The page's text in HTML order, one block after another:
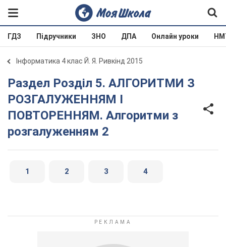
ГДЗ Підручники ЗНО ДПА Онлайн уроки
Інформатика 4 клас Й. Я. Ривкінд 2015
Раздел Розділ 5. АЛГОРИТМИ З
РОЗГАЛУЖЕННЯМ І
ПОВТОРЕННЯМ. Алгоритми з
розгалуженням 2
1 2 3 4